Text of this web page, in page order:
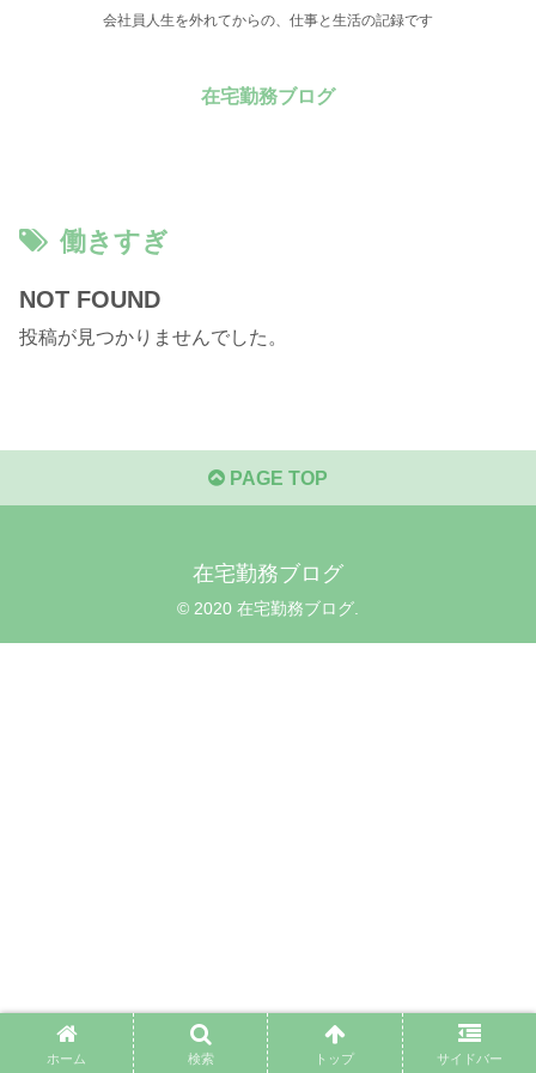
会社員人生を外れてからの、仕事と生活の記録です
在宅勤務ブログ
働きすぎ
NOT FOUND
投稿が見つかりませんでした。
PAGE TOP
在宅勤務ブログ
© 2020 在宅勤務ブログ.
ホーム 検索 トップ サイドバー